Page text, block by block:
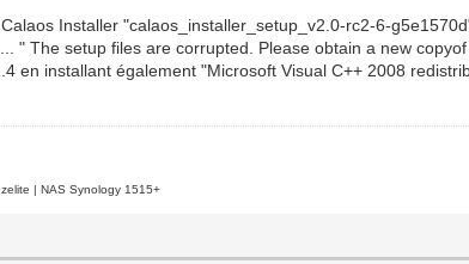
Installer "calaos_installer_setup_v2.0-rc2-6-
" The setup files are corrupted. Please obtain a new
en installant également "Microsoft Visual C++ 2008
| NAS Synology 1515+